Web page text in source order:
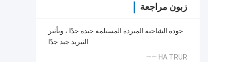
زبون مراجعة
جودة الشاحنة المبردة المستلمة جيدة جدًا ، وتأثير
التبريد جيد جدًا
—— HA TRUR